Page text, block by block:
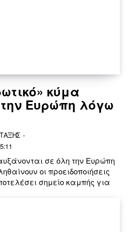
κύμα
Ευρώπη λόγω
-
σε όλη την Ευρώπη
οι προειδοποιήσεις
σημείο καμπής για